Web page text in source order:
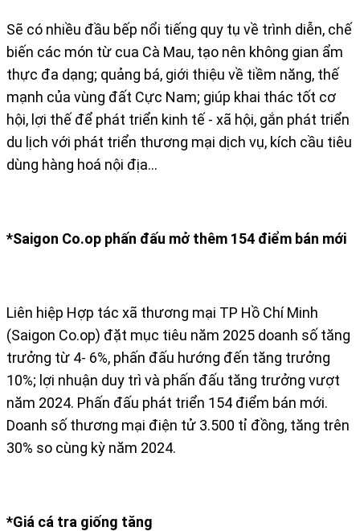
Sẽ có nhiều đầu bếp nổi tiếng quy tụ về trình diễn, chế
biến các món từ cua Cà Mau, tạo nên không gian ẩm
thực đa dạng; quảng bá, giới thiệu về tiềm năng, thế
mạnh của vùng đất Cực Nam; giúp khai thác tốt cơ
hội, lợi thế để phát triển kinh tế - xã hội, gắn phát triển
du lịch với phát triển thương mại dịch vụ, kích cầu tiêu
dùng hàng hoá nội địa...
*Saigon Co.op phấn đấu mở thêm 154 điểm bán mới
Liên hiệp Hợp tác xã thương mại TP Hồ Chí Minh
(Saigon Co.op) đặt mục tiêu năm 2025 doanh số tăng
trưởng từ 4- 6%, phấn đấu hướng đến tăng trưởng
10%; lợi nhuận duy trì và phấn đấu tăng trưởng vượt
năm 2024. Phấn đấu phát triển 154 điểm bán mới.
Doanh số thương mại điện tử 3.500 tỉ đồng, tăng trên
30% so cùng kỳ năm 2024.
*Giá cá tra giống tăng